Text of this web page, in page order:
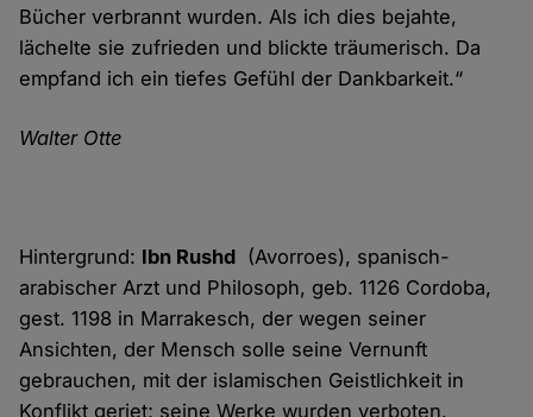
Bücher verbrannt wurden. Als ich dies bejahte,
lächelte sie zufrieden und blickte träumerisch. Da
empfand ich ein tiefes Gefühl der Dankbarkeit.“
Walter Otte
Hintergrund: Ibn Rushd (Avorroes), spanisch-
arabischer Arzt und Philosoph, geb. 1126 Cordoba,
gest. 1198 in Marrakesch, der wegen seiner
Ansichten, der Mensch solle seine Vernunft
gebrauchen, mit der islamischen Geistlichkeit in
Konflikt geriet; seine Werke wurden verboten.